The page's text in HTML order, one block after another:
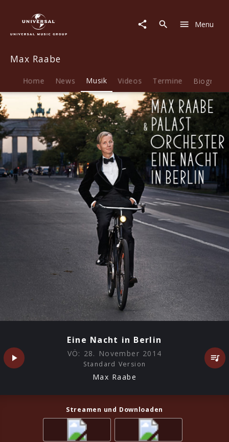
Musik
Eine
Berlin
Menu
Max Raabe
Home News Musik Videos Termine Biografie
Eine Nacht in Berlin
VÖ: 28. November 2014
Standard Version
Max Raabe
Streamen und Downloaden